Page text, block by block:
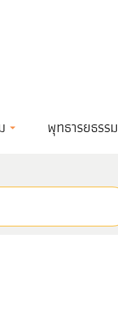
พุทธารยธรรม